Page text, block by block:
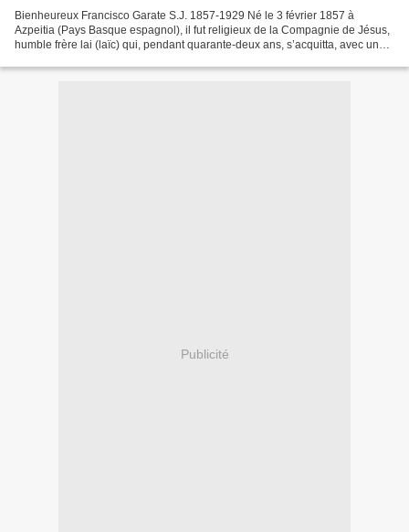
Bienheureux Francisco Garate S.J. 1857-1929 Né le 3 février 1857 à
Azpeitia (Pays Basque espagnol), il fut religieux de la Compagnie de Jésus,
humble frère lai (laïc) qui, pendant quarante-deux ans, s’acquitta, avec une
Publicité